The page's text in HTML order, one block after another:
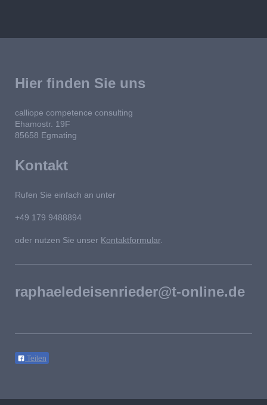
Hier finden Sie uns
calliope competence consulting
Ehamostr. 19F
85658 Egmating
Kontakt
Rufen Sie einfach an unter
+49 179 9488894
oder nutzen Sie unser Kontaktformular.
raphaeledeisenrieder@t-online.de
Teilen